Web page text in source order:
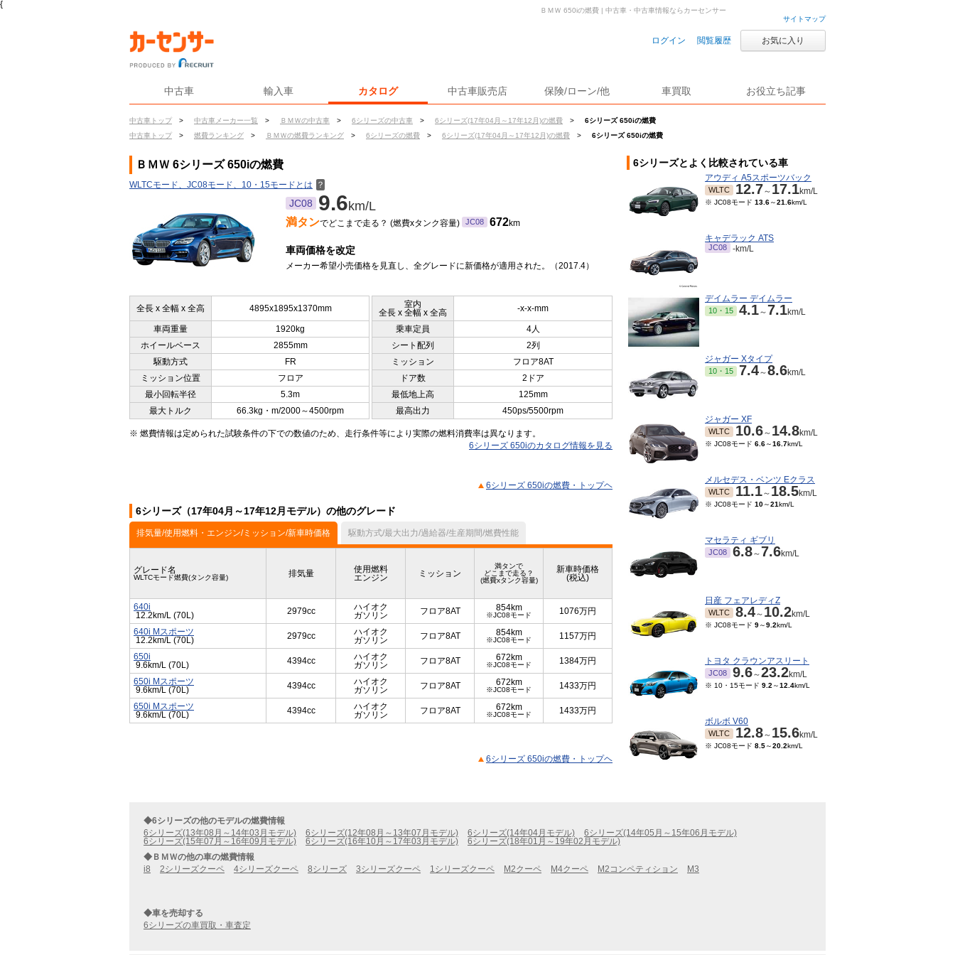
{
サイトマップ
ログイン 閲覧履歴 お気に入り
中古車 輸入車 カタログ 中古車販売店 保険/ローン/他 車買取 お役立ち記事
中古車トップ > 中古車メーカー一覧 > ＢＭＷの中古車 > 6シリーズの中古車 > 6シリーズ(17年04月～17年12月)の燃費 >
6シリーズ 650iの燃費
中古車トップ
> 燃費ランキング > ＢＭＷの燃費ランキング > 6シリーズの燃費 > 6シリーズ(17年04月～17年12月)の燃費 > 6シリーズ 650iの燃費
ＢＭＷ 650iの燃費 | 中古車・中古車情報ならカーセンサー
ＢＭＷ 6シリーズ 650iの燃費
WLTCモード、JC08モード、10・15モードとは ？
JC08 9.6km/L
満タンでどこまで走る？ (燃費xタンク容量) JC08 672km
車両価格を改定
メーカー希望小売価格を見直し、全グレードに新価格が適用された。（2017.4）
全長 x 全幅 x 全高 4895x1895x1370mm
室内
全長 x 全幅 x 全高
-x-x-mm
車両重量 1920kg 乗車定員
4人
ホイールベース
2855mm シート配列
2列
駆動方式
FR ミッション
フロア8AT
ミッション位置
フロア ドア数
2ドア
最小回転半径
5.3m 最低地上高
125mm
最大トルク
66.3kg・m/2000～4500rpm 最高出力 450ps/5500rpm
※ 燃費情報は定められた試験条件の下での数値のため、走行条件等により実際の燃料消費率は異なります。
6シリーズ 650iのカタログ情報を見る
6シリーズ 650iの燃費・トップヘ
6シリーズ（17年04月～17年12月モデル）の他のグレード
排気量/使用燃料・エンジン/ミッション/新車時価格 駆動方式/最大出力/過給器/生産期間/燃費性能
グレード名
WLTCモード燃費(タンク容量) 排気量
使用燃料
エンジン
ミッション
満タンで
どこまで走る？
(燃費xタンク容量)
新車時価格
(税込)
640i
12.2km/L (70L)
2979cc
ハイオク
ガソリン
フロア8AT 854km
※JC08モード 1076万円
640i Mスポーツ
12.2km/L (70L)
2979cc
ハイオク
ガソリン
フロア8AT 854km
※JC08モード 1157万円
650i
9.6km/L (70L)
4394cc
ハイオク
ガソリン
フロア8AT 672km
※JC08モード 1384万円
650i Mスポーツ
9.6km/L (70L)
4394cc
ハイオク
ガソリン
フロア8AT 672km
※JC08モード 1433万円
650i Mスポーツ
9.6km/L (70L)
4394cc
ハイオク
ガソリン
フロア8AT 672km
※JC08モード 1433万円
6シリーズ 650iの燃費・トップヘ
6シリーズとよく比較されている車
アウディ A5スポーツバック
WLTC 12.7～ 17.1km/L
※ JC08モード 13.6～21.6km/L
キャデラック ATS
JC08 -km/L
デイムラー デイムラー
10・15 4.1～7.1km/L
ジャガー Xタイプ
10・15 7.4～8.6km/L
ジャガー XF
WLTC 10.6～ 14.8km/L
※ JC08モード 6.6～16.7km/L
メルセデス・ベンツ Eクラス
WLTC 11.1～ 18.5km/L
※ JC08モード 10～21km/L
マセラティ ギブリ
JC08 6.8～7.6km/L
日産 フェアレディZ
WLTC 8.4～ 10.2km/L
※ JC08モード 9～9.2km/L
トヨタ クラウンアスリート
JC08 9.6～23.2km/L
※ 10・15モード 9.2 ～12.4km/L
ボルボ V60
WLTC 12.8～ 15.6km/L
※ JC08モード 8.5～20.2km/L
◆6シリーズの他のモデルの燃費情報
6シリーズ(13年08月～14年03月モデル)
6シリーズ(12年08月～13年07月モデル) 6シリーズ(14年04月モデル)
6シリーズ(14年05月～15年06月モデル)
6シリーズ(15年07月～16年09月モデル)
6シリーズ(16年10月～17年03月モデル)
6シリーズ(18年01月～19年02月モデル)
◆ＢＭＷの他の車の燃費情報
i8
2シリーズクーペ 4シリーズクーペ 8シリーズ 3シリーズクーペ 1シリーズクーペ M2クーペ M4クーペ M2コンペティション M3
◆車を売却する
6シリーズの車買取・車査定